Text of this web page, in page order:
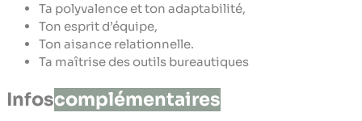
Ta polyvalence et ton adaptabilité,
Ton esprit d’équipe,
Ton aisance relationnelle.
Ta maîtrise des outils bureautiques
Infoscomplémentaires